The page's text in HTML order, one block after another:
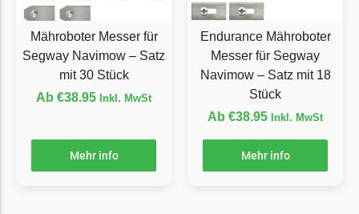
LandXcape Messer
Begrenzungsdraht
LawnBott
LawnBott Messer
Lizard
Lizard Messer
Mähroboter Messer für
Segway Navimow – Satz
mit 30 Stück
Ab €38.95 Inkl. MwSt
Mehr info
Endurance Mähroboter
Messer für Segway
Navimow – Satz mit 18
Stück
Ab €38.95 Inkl. MwSt
Mehr info